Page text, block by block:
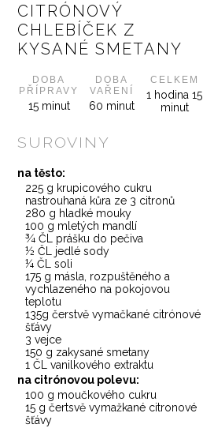
CITRÓNOVÝ
CHLEBÍČEK Z
KYSANÉ SMETANY
DOBA
PŘÍPRAVY
15 minut
DOBA
VAŘENÍ
60 minut
CELKEM
1 hodina 15
minut
SUROVINY
na těsto:
225 g krupicového cukru
nastrouhaná kůra ze 3 citronů
280 g hladké mouky
100 g mletých mandlí
¾ ČL prášku do pečiva
½ ČL jedlé sody
¼ ČL soli
175 g másla, rozpuštěného a
vychlazeného na pokojovou
teplotu
135g čerstvě vymačkané citrónové
šťávy
3 vejce
150 g zakysané smetany
1 ČL vanilkového extraktu
na citrónovou polevu:
100 g moučkového cukru
15 g čertsvě vymažkané citronové
šťávy